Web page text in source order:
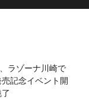
ラゾーナ川崎で
記念イベント開